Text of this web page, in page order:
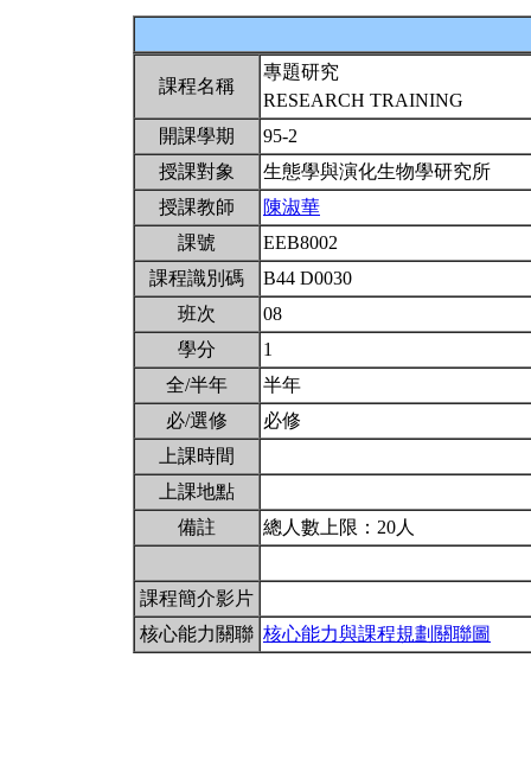
課程名稱
專題研究
RESEARCH TRAINING
開課學期
95-2
授課對象
生態學與演化生物學研究所
授課教師
陳淑華
課號
EEB8002
課程識別碼
B44 D0030
班次
08
學分
1
全/半年
半年
必/選修
必修
上課時間
上課地點
備註
總人數上限：20人
課程簡介影片
核心能力關聯 核心能力與課程規劃關聯圖